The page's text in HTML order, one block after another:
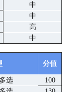
中
中
高
中
分值
选
100